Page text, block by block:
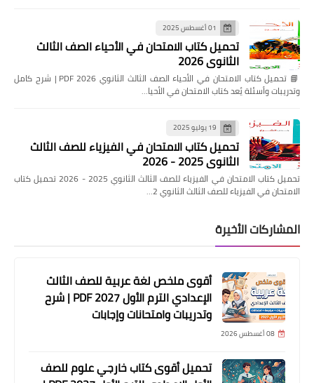
01 أغسطس 2025
تحميل كتاب الامتحان في الأحياء الصف الثالث
الثانوي 2026
📘 تحميل كتاب الامتحان في الأحياء الصف الثالث الثانوي 2026 PDF | شرح كامل
وتدريبات وأسئلة يُعد كتاب الامتحان في الأحيا…
19 يوليو 2025
تحميل كتاب الامتحان في الفيزياء للصف الثالث
الثانوي 2025 - 2026
تحميل كتاب الامتحان في الفيزياء للصف الثالث الثانوي 2025 - 2026 تحميل كتاب
الامتحان في الفيزياء للصف الثالث الثانوي 2…
المشاركات الأخيرة
أقوى ملخص لغة عربية للصف الثالث
الإعدادي الترم الأول 2027 PDF | شرح
وتدريبات وامتحانات وإجابات
08 أغسطس 2026
تحميل أقوى كتاب خارجي علوم للصف